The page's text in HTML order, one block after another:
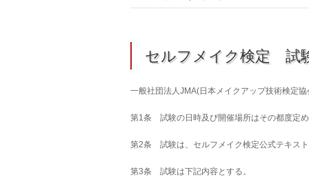
セルフメイク検定 試
一般社団法人JMA(日本メイクアップ技術検定協
第1条 試験の日時及び開催場所はその都度定
第2条 試験は、セルフメイク検定公式テキス
第3条 試験は下記内容とする。